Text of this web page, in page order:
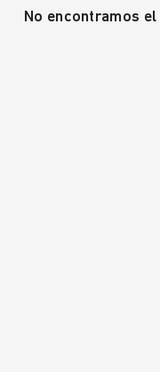
No encontramos